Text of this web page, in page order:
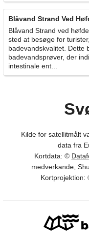
Blåvand Strand Ved
Blåvand Strand ved
sted at besøge for
badevandskvalitet. Dette
badevandsprøver, der
intestinale ent...
Kilde for satellitmålt
data fra
Kortdata: ©
medverkande,
Kortprojektion: